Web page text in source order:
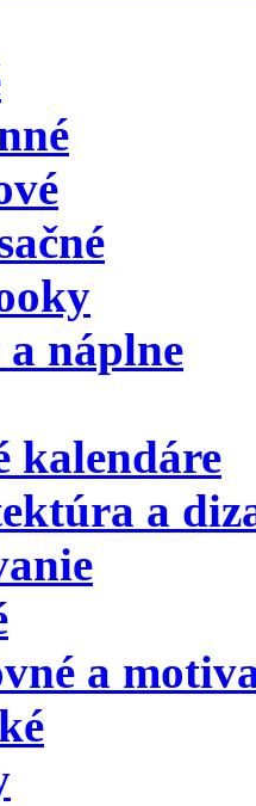
náplne
kalendáre
a
a